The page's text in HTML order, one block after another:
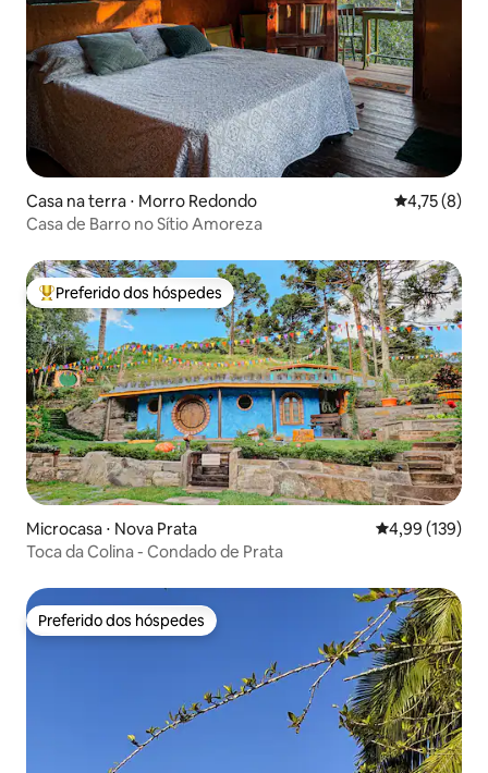
Casa na terra ⋅ Morro Redondo 4,75 de
4,75 (8)
Casa de Barro no Sítio Amoreza
Entre os melhores preferidos dos hóspedes
Preferido dos hóspedes
Microcasa ⋅ Nova Prata 4,99 de uma
4,99 (139)
Toca da Colina - Condado de Prata
Preferido dos hóspedes
Preferido dos hóspedes